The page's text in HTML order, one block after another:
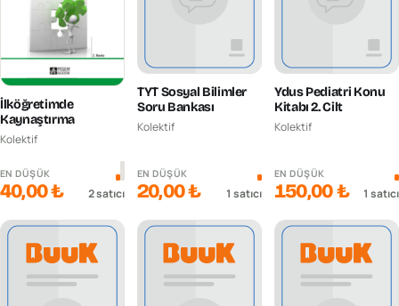
İlköğretimde
Kaynaştırma
Kolektif
EN DÜŞÜK
40,00 ₺ 2satıcı
TYT Sosyal Bilimler
Soru Bankası
Kolektif
EN DÜŞÜK
20,00 ₺ 1 satıcı
Ydus Pediatri Konu
Kitabı 2. Cilt
Kolektif
EN DÜŞÜK
150,00 ₺ 1 satıcı